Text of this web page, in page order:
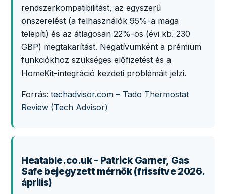
rendszerkompatibilitást, az egyszerű
önszerelést (a felhasználók 95%-a maga
telepíti) és az átlagosan 22%-os (évi kb. 230
GBP) megtakarítást. Negatívumként a prémium
funkciókhoz szükséges előfizetést és a
HomeKit-integráció kezdeti problémáit jelzi.
Forrás: techadvisor.com – Tado Thermostat
Review (Tech Advisor)
Heatable.co.uk – Patrick Garner, Gas
Safe bejegyzett mérnök (frissítve 2026.
április)